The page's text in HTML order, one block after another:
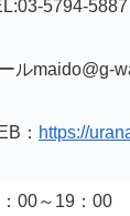
5794-5887
ルmaido@g-
： https://
00～19：00